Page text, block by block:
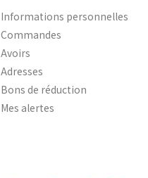
Informations personnelles
Commandes
Avoirs
Adresses
Bons de réduction
Mes alertes